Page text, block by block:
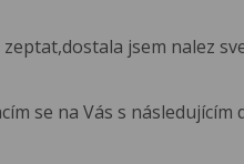
jsem nalez
se na Vás s následujícím